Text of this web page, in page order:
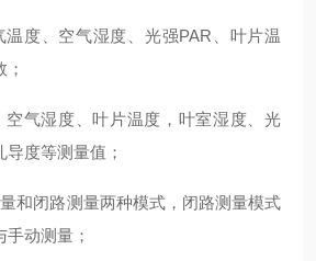
温度、空气湿度、光强PAR、叶片温
空气湿度、叶片温度，叶室湿度、光
度等测量值；
和闭路测量两种模式，闭路测量模式
动测量；